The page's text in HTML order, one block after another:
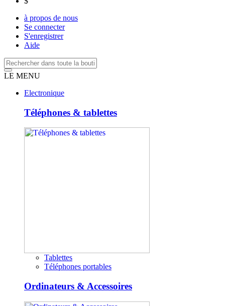
à propos de nous
Se connecter
S'enregistrer
Aide
LE MENU
Electronique
Téléphones & tablettes
Tablettes
Téléphones portables
Ordinateurs & Accessoires